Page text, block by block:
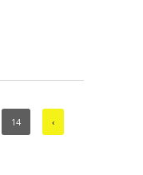
‹
14